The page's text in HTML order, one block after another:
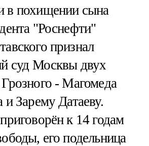
в похищении сына
"Роснефти"
признал
суд Москвы двух
- Магомеда
и Зарему Датаеву.
к 14 годам
его подельница